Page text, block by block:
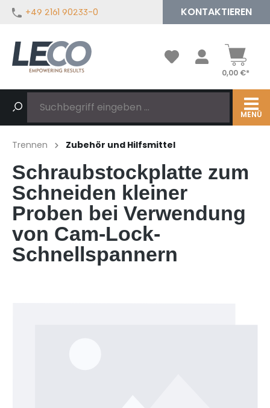
springen
+49 2161 90233-0 KONTAKTIEREN
MENÜ
0,00 €*
Trennen Zubehör und Hilfsmittel
Schraubstockplatte zum
Schneiden kleiner
Proben bei Verwendung
von Cam-Lock-
Schnellspannern